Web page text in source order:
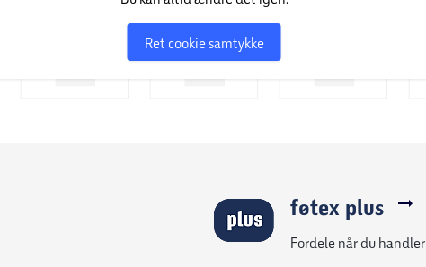
Ret cookie samtykke
føtex plus
Fordele når du handler